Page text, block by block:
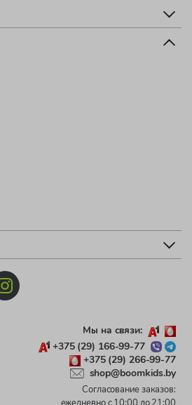
Мы на связи:
+375 (29) 166-99-77
+375 (29) 266-99-77
shop@boomkids.by
Согласование заказов: